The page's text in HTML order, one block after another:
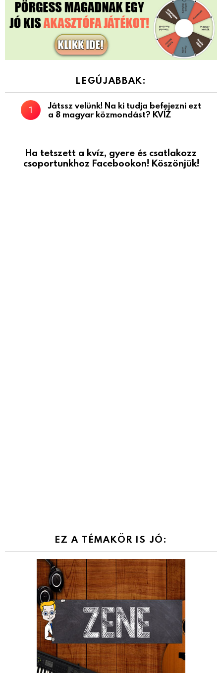
LEGÚJABBAK:
Játssz velünk! Na ki tudja befejezni ezt
a 8 magyar közmondást? KVÍZ
Ha tetszett a kvíz, gyere és csatlakozz
csoportunkhoz Facebookon! Köszönjük!
EZ A TÉMAKÖR IS JÓ: